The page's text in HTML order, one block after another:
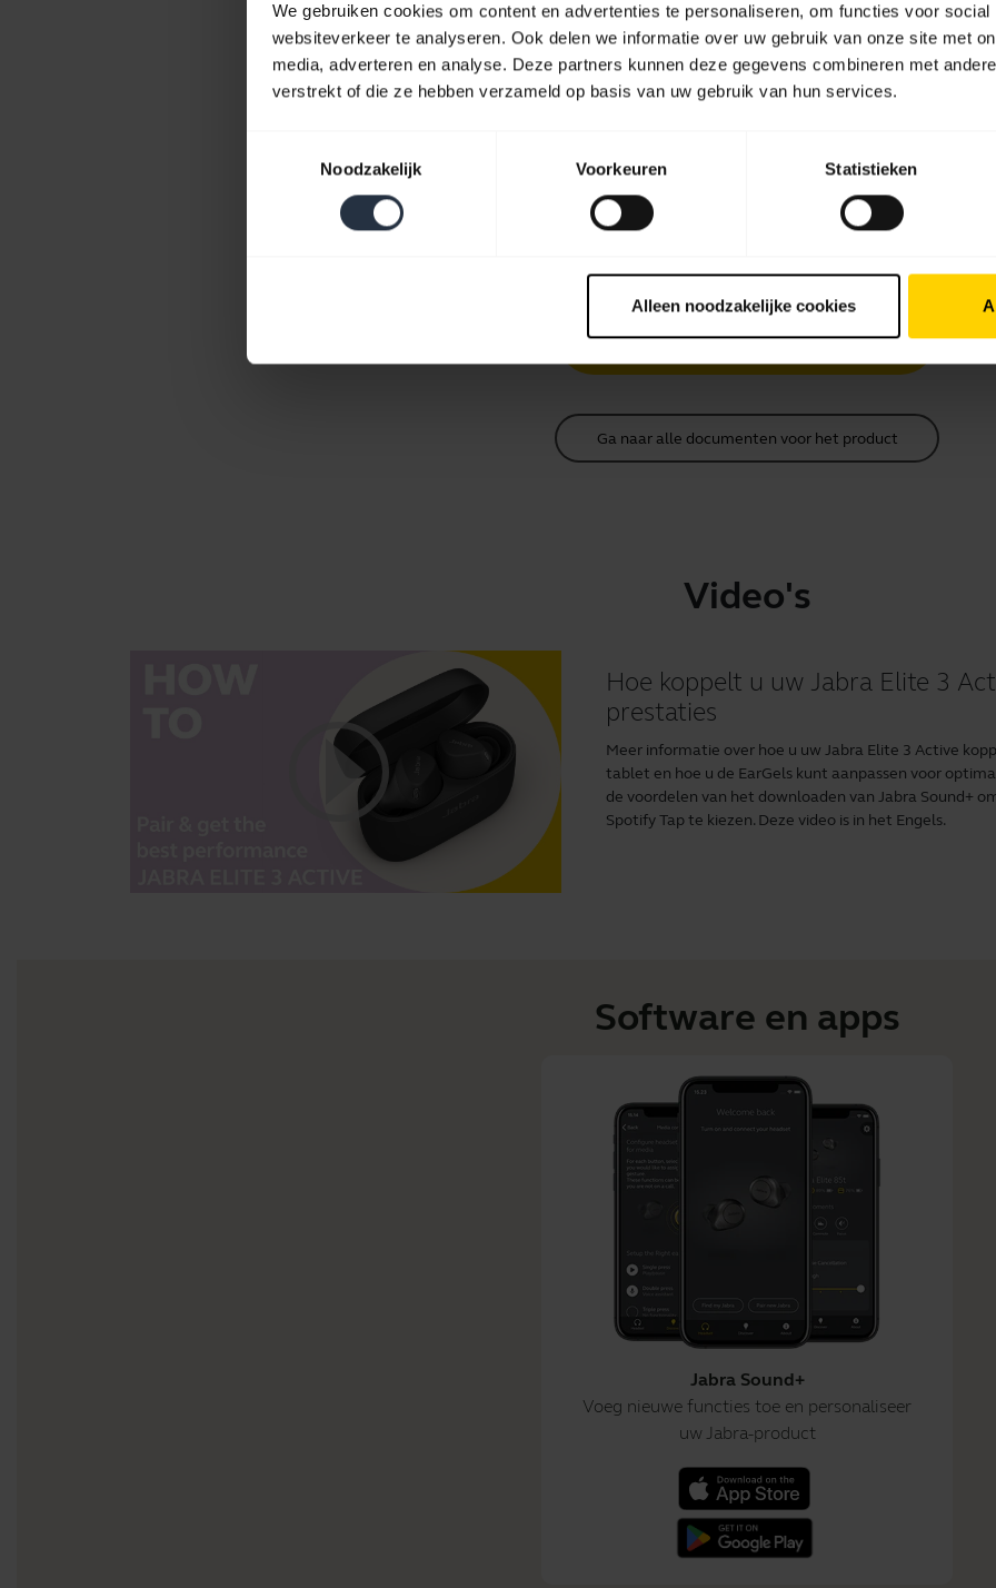
We gebruiken cookies om content en advertenties te personaliseren, om functies voor
websiteverkeer te analyseren. Ook delen we informatie over uw gebruik van onze site met
media, adverteren en analyse. Deze partners kunnen deze gegevens combineren met
verstrekt of die ze hebben verzameld op basis van uw gebruik van hun services.
Noodzakelijk
Voorkeuren Statistieken
Alleen noodzakelijke cookies
Gebruikershandleiding
Nederlands expand_more
Quick Start-handleiding
Meertalig
Ga naar alle documenten voor het product
Video's
Hoe koppelt u uw Jabra Elite 3
prestaties
Meer informatie over hoe u uw Jabra Elite 3 Active
tablet en hoe u de EarGels kunt aanpassen voor
de voordelen van het downloaden van Jabra Sound+
Spotify Tap te kiezen. Deze video is in het Engels.
Software en apps
Jabra Sound+
Voeg nieuwe functies toe en personaliseer
uw Jabra-product